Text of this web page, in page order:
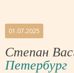
01.07.2025
Степан
Петербург